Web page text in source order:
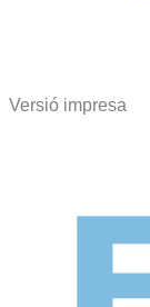
Versió impresa